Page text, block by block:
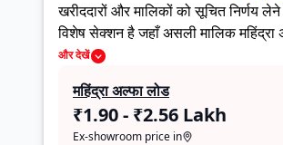
खरीददारों और मालिकों को सूचित निर्णय
विशेष सेक्शन है जहाँ असली मालिक
तय कर सकते हैं कि क्या
और देखें
महिंद्रा अल्फा लोड
₹1.90 - ₹2.56 Lakh
Ex-showroom price in